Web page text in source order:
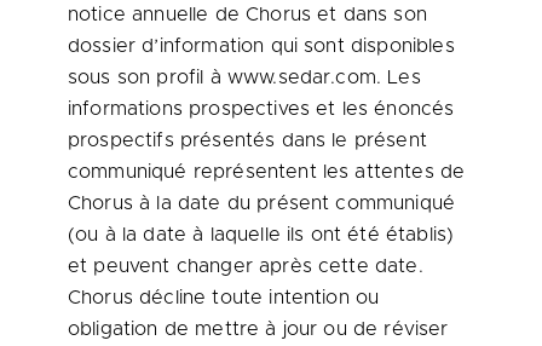
notice annuelle de Chorus et dans son
dossier d’information qui sont disponibles
sous son profil à www.sedar.com. Les
informations prospectives et les énoncés
prospectifs présentés dans le présent
communiqué représentent les attentes de
Chorus à la date du présent communiqué
(ou à la date à laquelle ils ont été établis)
et peuvent changer après cette date.
Chorus décline toute intention ou
obligation de mettre à jour ou de réviser